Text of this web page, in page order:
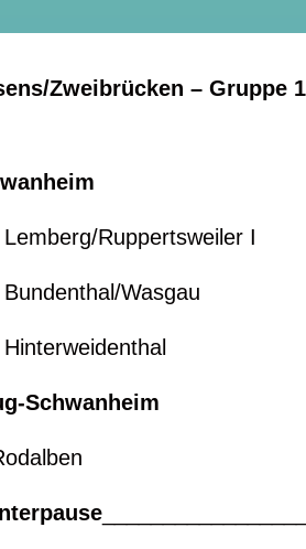
Zweibrücken – Gruppe 1
Lemberg/
Bundenthal/
Lug-